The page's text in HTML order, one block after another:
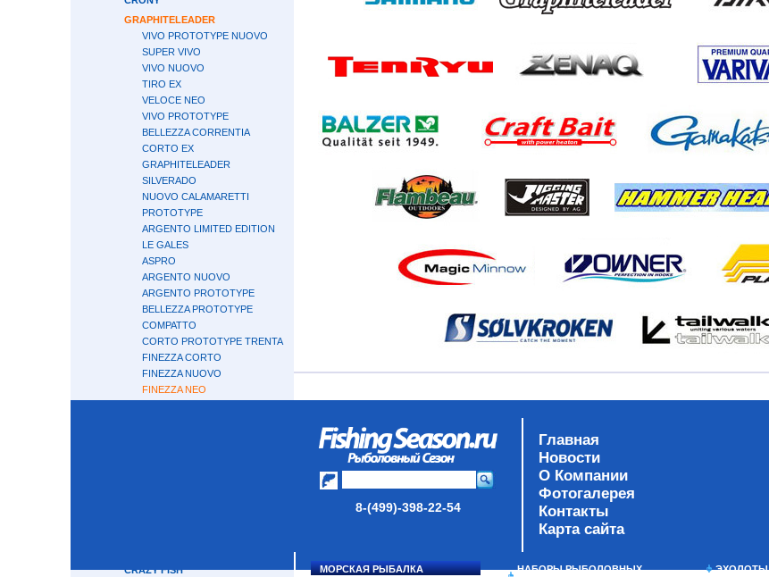
GRAPHITELEADER
VIVO PROTOTYPE NUOVO
SUPER VIVO
VIVO NUOVO
TIRO EX
VELOCE NEO
VIVO PROTOTYPE
BELLEZZA CORRENTIA
CORTO EX
GRAPHITELEADER
SILVERADO
NUOVO CALAMARETTI
PROTOTYPE
ARGENTO LIMITED EDITION
LE GALES
ASPRO
ARGENTO NUOVO
ARGENTO PROTOTYPE
BELLEZZA PROTOTYPE
COMPATTO
CORTO PROTOTYPE TRENTA
FINEZZA CORTO
FINEZZA NUOVO
FINEZZA NEO
CRAZY FISH
8-(499)-398-22-54
Главная
Новости
О Компании
Фотогалерея
Контакты
Карта сайта
МОРСКАЯ РЫБАЛКА
НАБОРЫ РЫБОЛОВНЫХ
ЭХОЛОТЫ